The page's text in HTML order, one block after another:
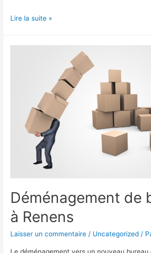
Tout
Lire la suite »
Déménagement de
à Renens
Laisser un commentaire / Uncategorized /